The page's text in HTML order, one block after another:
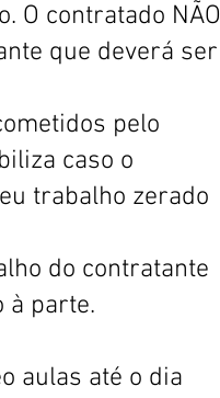
O contratado NÃO
que deverá ser
pelo
caso o
trabalho zerado
do contratante
à parte.
aulas até o dia